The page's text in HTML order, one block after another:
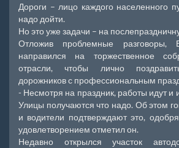
Дороги – лицо каждого населенного
надо дойти.
Но это уже задачи – на
Отложив проблемные разговоры,
направился на торжественное
отрасли, чтобы лично
дорожников с профессиональным
- Несмотря на праздник, работы идут и
Улицы получаются что надо. Об этом
и водители подтверждают это,
удовлетворением отметил он.
Недавно открылся участок